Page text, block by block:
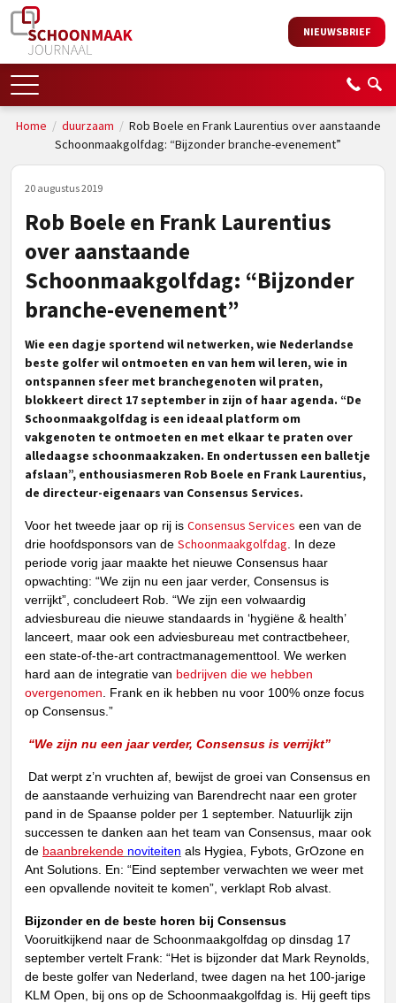
NIEUWSBRIEF
Home / duurzaam / Rob Boele en Frank Laurentius over aanstaande
Schoonmaakgolfdag: “Bijzonder branche-evenement”
20 augustus 2019
Rob Boele en Frank Laurentius
over aanstaande
Schoonmaakgolfdag: “Bijzonder
branche-evenement”
Wie een dagje sportend wil netwerken, wie Nederlandse
beste golfer wil ontmoeten en van hem wil leren, wie in
ontspannen sfeer met branchegenoten wil praten,
blokkeert direct 17 september in zijn of haar agenda. “De
Schoonmaakgolfdag is een ideaal platform om
vakgenoten te ontmoeten en met elkaar te praten over
alledaagse schoonmaakzaken. En ondertussen een balletje
afslaan”, enthousiasmeren Rob Boele en Frank Laurentius,
de directeur-eigenaars van Consensus Services.
Voor het tweede jaar op rij is Consensus Services een van de
drie hoofdsponsors van de Schoonmaakgolfdag . In deze
periode vorig jaar maakte het nieuwe Consensus haar
opwachting: “We zijn nu een jaar verder, Consensus is
verrijkt”, concludeert Rob. “We zijn een volwaardig
adviesbureau die nieuwe standaards in ‘hygiëne & health’
lanceert, maar ook een adviesbureau met contractbeheer,
een state-of-the-art contractmanagementtool. We werken
hard aan de integratie van bedrijven die we hebben
overgenomen . Frank en ik hebben nu voor 100% onze focus
op Consensus.”
“We zijn nu een jaar verder, Consensus is verrijkt”
Dat werpt z’n vruchten af, bewijst de groei van Consensus en
de aanstaande verhuizing van Barendrecht naar een groter
pand in de Spaanse polder per 1 september. Natuurlijk zijn
successen te danken aan het team van Consensus, maar ook
de baanbrekende noviteiten als Hygiea, Fybots, GrOzone en
Ant Solutions. En: “Eind september verwachten we weer met
een opvallende noviteit te komen”, verklapt Rob alvast.
Bijzonder en de beste horen bij Consensus
Vooruitkijkend naar de Schoonmaakgolfdag op dinsdag 17
september vertelt Frank: “Het is bijzonder dat Mark Reynolds,
de beste golfer van Nederland, twee dagen na het 100-jarige
KLM Open, bij ons op de Schoonmaakgolfdag is. Hij geeft tips